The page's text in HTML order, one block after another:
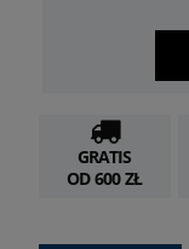
GRATIS
OD 600 ZŁ